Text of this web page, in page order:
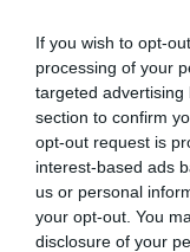
If you wish to opt-
processing of your
targeted
section to confirm
opt-out request is
interest-based ads
us or personal
your opt-out. You
disclosure of your